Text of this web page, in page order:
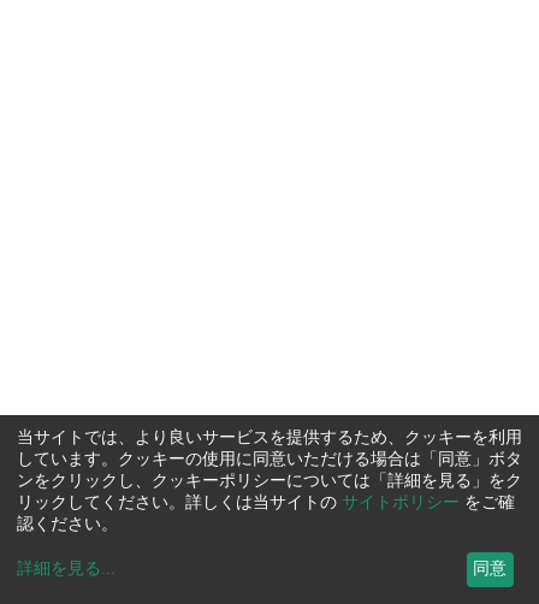
当サイトでは、より良いサービスを提供するため、クッキーを利用
しています。クッキーの使用に同意いただける場合は「同意」ボタ
ンをクリックし、クッキーポリシーについては「詳細を見る」をク
リックしてください。詳しくは当サイトの サイトポリシー をご確
認ください。
詳細を見る ... 同意